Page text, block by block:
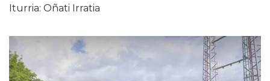
Iturria: Oñati Irratia